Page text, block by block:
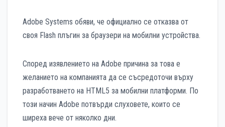
Adobe Systems обяви, че официално се отказва от
своя Flash плъгин за браузери на мобилни устройства.
Според изявлението на Adobe причина за това е
желанието на компанията да се съсредоточи върху
разработването на HTML5 за мобилни платформи. По
този начин Adobe потвърди слуховете, които се
ширеха вече от няколко дни.